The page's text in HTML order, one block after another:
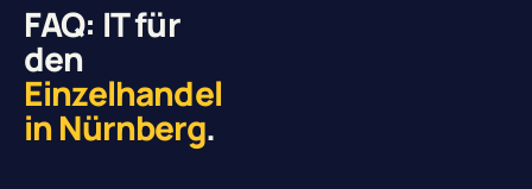
FAQ: IT für
den
Einzelhandel
in Nürnberg.